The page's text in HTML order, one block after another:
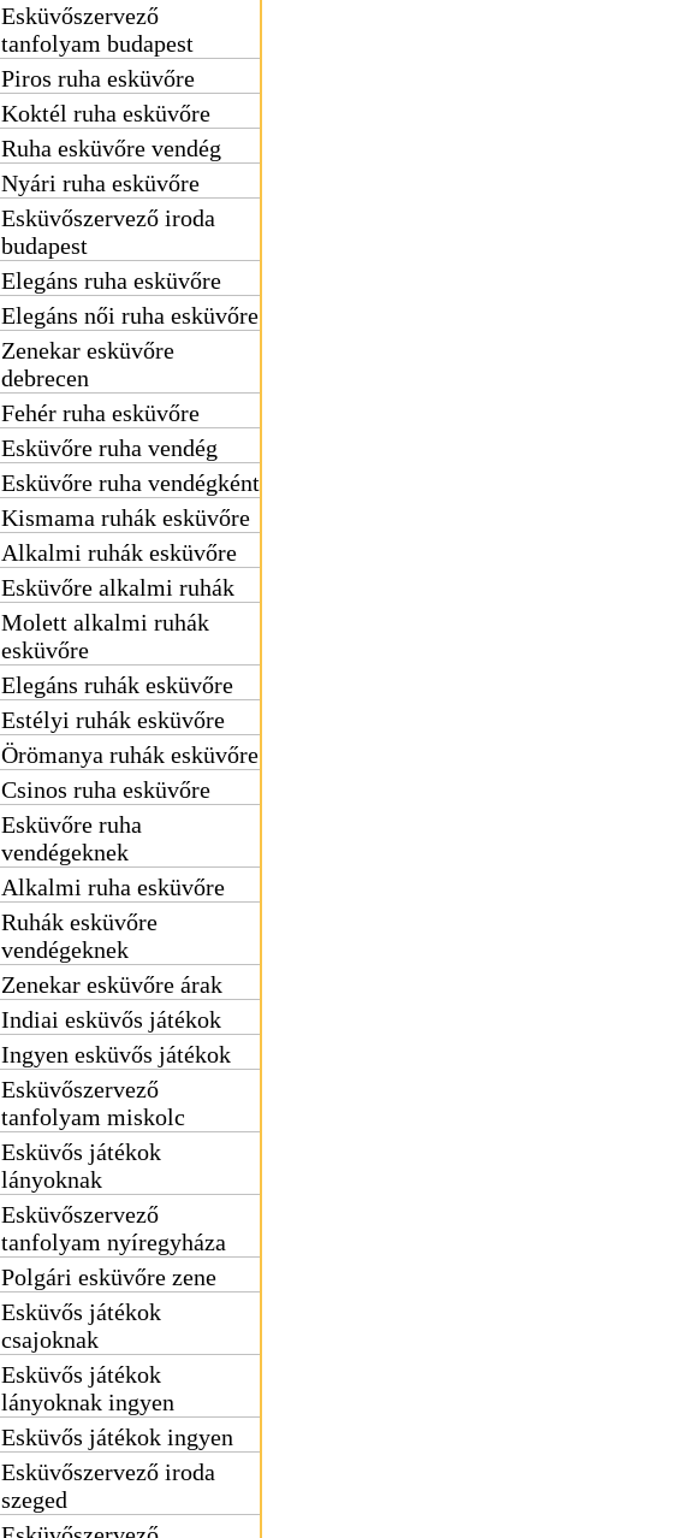
Esküvőszervező
tanfolyam budapest
Piros ruha esküvőre
Koktél ruha esküvőre
Ruha esküvőre vendég
Nyári ruha esküvőre
Esküvőszervező iroda
budapest
Elegáns ruha esküvőre
Elegáns női ruha esküvőre
Zenekar esküvőre
debrecen
Fehér ruha esküvőre
Esküvőre ruha vendég
Esküvőre ruha vendégként
Kismama ruhák esküvőre
Alkalmi ruhák esküvőre
Esküvőre alkalmi ruhák
Molett alkalmi ruhák
esküvőre
Elegáns ruhák esküvőre
Estélyi ruhák esküvőre
Örömanya ruhák esküvőre
Csinos ruha esküvőre
Esküvőre ruha
vendégeknek
Alkalmi ruha esküvőre
Ruhák esküvőre
vendégeknek
Zenekar esküvőre árak
Indiai esküvős játékok
Ingyen esküvős játékok
Esküvőszervező
tanfolyam miskolc
Esküvős játékok
lányoknak
Esküvőszervező
tanfolyam nyíregyháza
Polgári esküvőre zene
Esküvős játékok
csajoknak
Esküvős játékok
lányoknak ingyen
Esküvős játékok ingyen
Esküvőszervező iroda
szeged